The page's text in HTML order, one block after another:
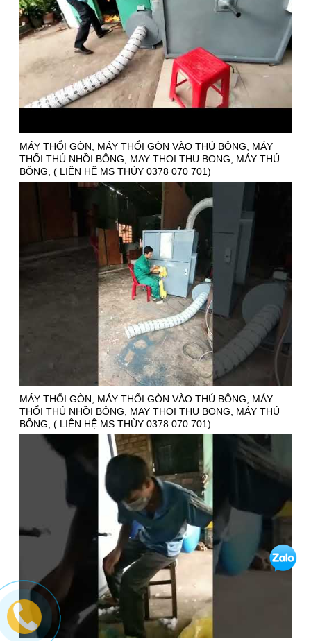
MÁY THỔI GÒN, MÁY THỔI GÒN VÀO THÚ BÔNG, MÁY
THỔI THÚ NHỒI BÔNG, MAY THOI THU BONG, MÁY THÚ
BÔNG, ( LIÊN HỆ MS THÙY 0378 070 701)
MÁY THỔI GÒN, MÁY THỔI GÒN VÀO THÚ BÔNG, MÁY
THỔI THÚ NHỒI BÔNG, MAY THOI THU BONG, MÁY THÚ
BÔNG, ( LIÊN HỆ MS THÙY 0378 070 701)